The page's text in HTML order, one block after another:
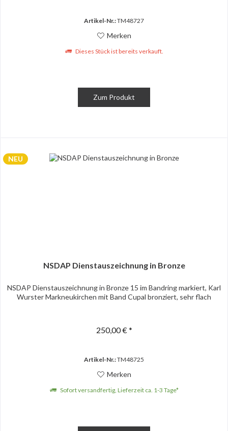
Artikel-Nr.:TM48727
Merken
Dieses Stück ist bereits verkauft.
Zum Produkt
NEU
NSDAP Dienstauszeichnung in Bronze
NSDAP Dienstauszeichnung in Bronze 15 im Bandring markiert, Karl
Wurster Markneukirchen mit Band Cupal bronziert, sehr flach
250,00 € *
Artikel-Nr.:TM48725
Merken
Sofort versandfertig, Lieferzeit ca. 1-3 Tage*